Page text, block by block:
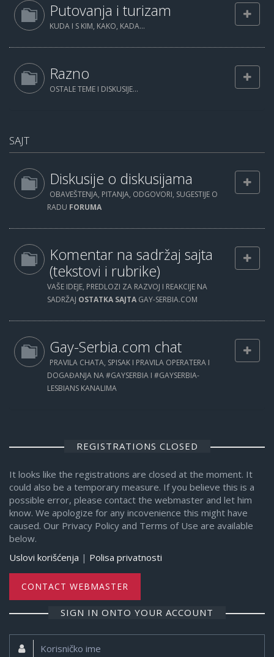
Putovanja i turizam
KUDA I S KIM, KAKO, KADA...
Razno
OSTALE TEME I DISKUSIJE...
SAJT
Diskusije o diskusijama
OBAVEŠTENJA, PITANJA, ODGOVORI, SUGESTIJE O
RADU FORUMA
Komentar na sadržaj sajta
(tekstovi i rubrike)
VAŠE IDEJE, PREDLOZI ZA RAZVOJ I REAKCIJE NA
SADRŽAJ OSTATKA SAJTA GAY-SERBIA.COM
Gay-Serbia.com chat
PRAVILA CHATA, SPISAK I PRAVILA OPERATERA I
DOGAĐANJA NA #GAYSERBIA I #GAYSERBIA-
LESBIANS KANALIMA
REGISTRATIONS CLOSED
It looks like the registrations are closed at the moment. It
could also be a temporary measure. If you believe this is a
possible error, please contact the webmaster and let him
know. We apologize for any incovenience this might have
caused. Our Privacy Policy and Terms of Use are available
below.
Uslovi korišćenja | Polisa privatnosti
CONTACT WEBMASTER
SIGN IN ONTO YOUR ACCOUNT
Korisničko